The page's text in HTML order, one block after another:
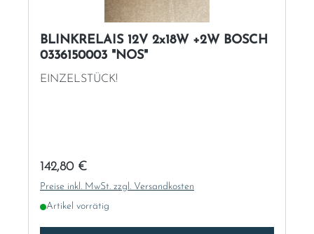
BLINKRELAIS 12V 2x18W +2W BOSCH
0336150003 "NOS"
EINZELSTÜCK!
Regulärer Preis:
142,80 €
Preise inkl. MwSt. zzgl. Versandkosten
Artikel vorrätig